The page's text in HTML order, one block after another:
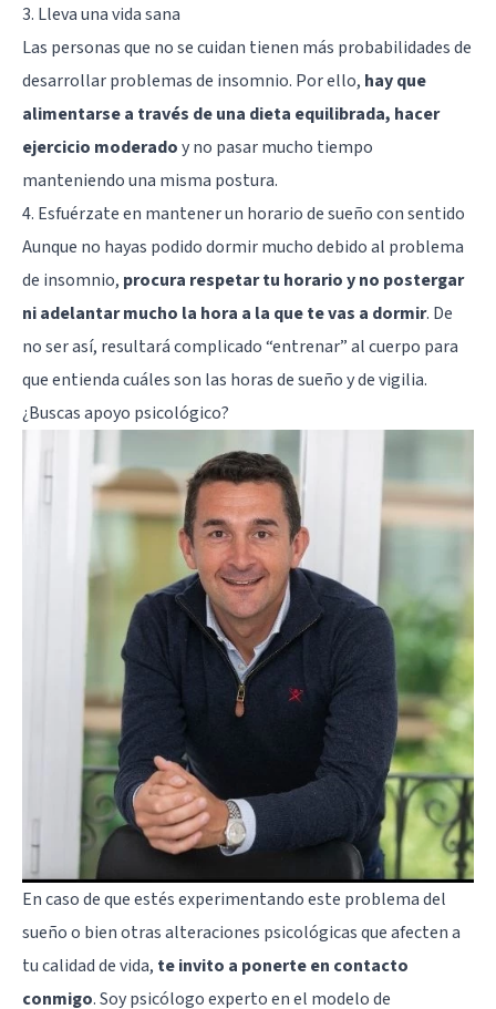
3. Lleva una vida sana
Las personas que no se cuidan tienen más probabilidades de
desarrollar problemas de insomnio. Por ello, hay que
alimentarse a través de una dieta equilibrada, hacer
ejercicio moderadoy no pasar mucho tiempo
manteniendo una misma postura.
4. Esfuérzate en mantener un horario de sueño con sentido
Aunque no hayas podido dormir mucho debido al problema
de insomnio, procura respetar tu horario y no postergar
ni adelantar mucho la hora a la que te vas a dormir. De
no ser así, resultará complicado “entrenar” al cuerpo para
que entienda cuáles son las horas de sueño y de vigilia.
¿Buscas apoyo psicológico?
En caso de que estés experimentando este problema del
sueño o bien otras alteraciones psicológicas que afecten a
tu calidad de vida, te invito a ponerte en contacto
conmigo. Soy psicólogo experto en el modelo de